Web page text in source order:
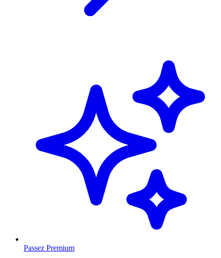
Passez Premium